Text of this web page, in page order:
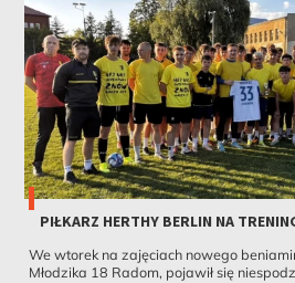
PIŁKARZ HERTHY BERLIN NA
We wtorek na zajęciach nowego
Młodzika 18 Radom, pojawił się